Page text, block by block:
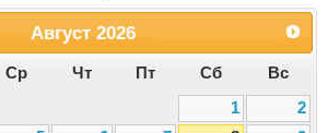
Август 2026
Ср Чт Пт Сб
Вс
1
2